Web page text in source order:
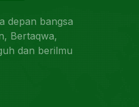
depan bangsa
Bertaqwa,
dan berilmu